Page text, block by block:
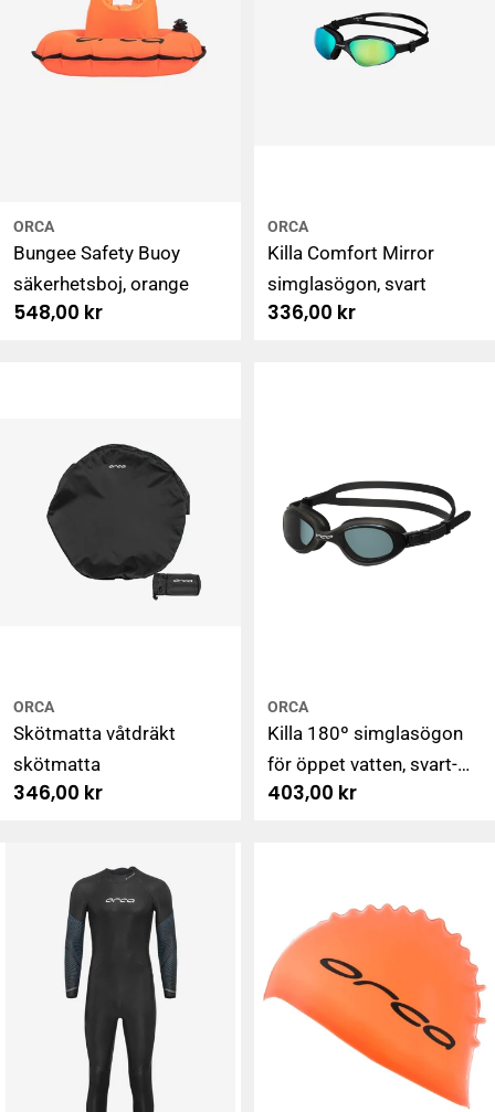
ORCA
Bungee Safety Buoy
säkerhetsboj, orange
Ordinarie
548,00 kr
ORCA
Killa Comfort Mirror
simglasögon, svart
Ordinarie
336,00 kr
ORCA
Skötmatta våtdräkt
skötmatta
Ordinarie
346,00 kr
ORCA
Killa 180º simglasögon
för öppet vatten, svart-
rök
Ordinarie
403,00 kr